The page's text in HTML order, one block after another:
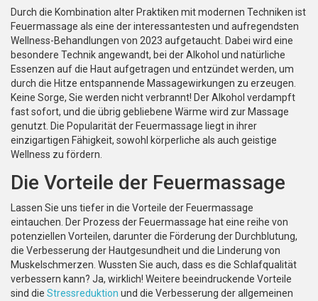
Durch die Kombination alter Praktiken mit modernen Techniken ist
Feuermassage als eine der interessantesten und aufregendsten
Wellness-Behandlungen von 2023 aufgetaucht. Dabei wird eine
besondere Technik angewandt, bei der Alkohol und natürliche
Essenzen auf die Haut aufgetragen und entzündet werden, um
durch die Hitze entspannende Massagewirkungen zu erzeugen.
Keine Sorge, Sie werden nicht verbrannt! Der Alkohol verdampft
fast sofort, und die übrig gebliebene Wärme wird zur Massage
genutzt. Die Popularität der Feuermassage liegt in ihrer
einzigartigen Fähigkeit, sowohl körperliche als auch geistige
Wellness zu fördern.
Die Vorteile der Feuermassage
Lassen Sie uns tiefer in die Vorteile der Feuermassage
eintauchen. Der Prozess der Feuermassage hat eine reihe von
potenziellen Vorteilen, darunter die Förderung der Durchblutung,
die Verbesserung der Hautgesundheit und die Linderung von
Muskelschmerzen. Wussten Sie auch, dass es die Schlafqualität
verbessern kann? Ja, wirklich! Weitere beeindruckende Vorteile
sind die Stressreduktion und die Verbesserung der allgemeinen